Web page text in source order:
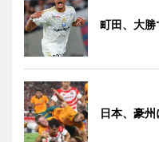
町田、大
日本、豪